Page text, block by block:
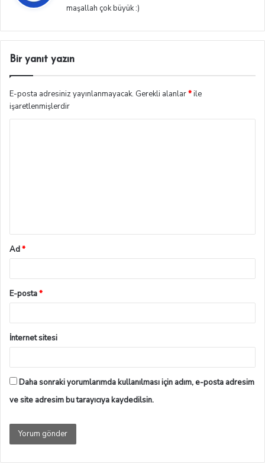
i
i
maşallah çok büyük :)
Bir yanıt yazın
E-posta adresiniz yayınlanmayacak. Gerekli alanlar*ile
işaretlenmişlerdir
Ad*
E-posta*
İnternet sitesi
Daha sonraki yorumlarımda kullanılması için adım, e-posta adresim
ve site adresim bu tarayıcıya kaydedilsin.